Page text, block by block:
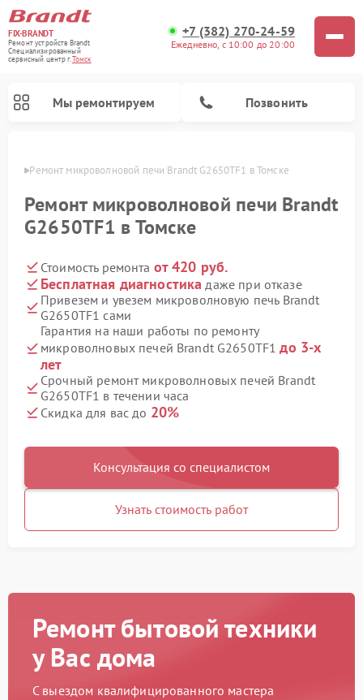
FIX-BRANDT
Ремонт устройств Brandt
Специализированный
cервисный центр г.Томск
+7 (382) 270-24-59
Ежедневно, с 10:00 до 20:00
Мы ремонтируем Позвонить
Ремонт микроволновой печи Brandt G2650TF1 в Томске
Ремонт микроволновой печи Brandt
G2650TF1 в Томске
Стоимость ремонта от 420 руб.
Бесплатная диагностика даже при отказе
Привезем и увезем микроволновую печь Brandt
G2650TF1 сами
Гарантия на наши работы по ремонту
микроволновых печей Brandt G2650TF1до 3-х
лет
Срочный ремонт микроволновых печей Brandt
G2650TF1 в течении часа
Скидка для вас до 20%
Консультация со специалистом
Узнать стоимость работ
Ремонт бытовой техники
у Вас дома
С выездом квалифицированного мастера